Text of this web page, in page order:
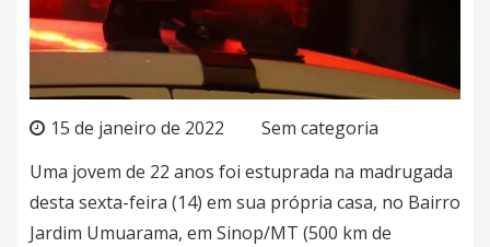
15 de janeiro de 2022
Sem categoria
Uma jovem de 22 anos foi estuprada na madrugada
desta sexta-feira (14) em sua própria casa, no Bairro
Jardim Umuarama, em Sinop/MT (500 km de